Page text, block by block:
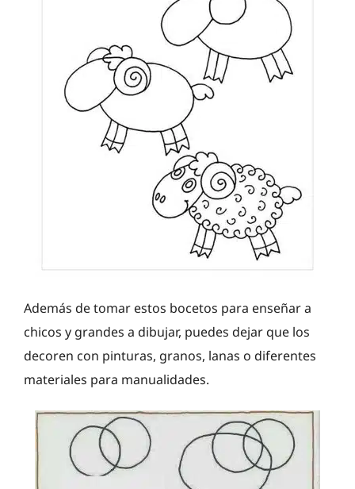
Además de tomar estos bocetos para enseñar a
chicos y grandes a dibujar, puedes dejar que los
decoren con pinturas, granos, lanas o diferentes
materiales para manualidades.